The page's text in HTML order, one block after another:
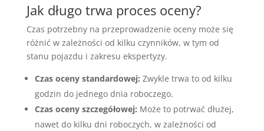
Jak długo trwa proces oceny?
Czas potrzebny na przeprowadzenie oceny może się
różnić w zależności od kilku czynników, w tym od
stanu pojazdu i zakresu ekspertyzy.
Czas oceny standardowej: Zwykle trwa to od kilku
godzin do jednego dnia roboczego.
Czas oceny szczegółowej: Może to potrwać dłużej,
nawet do kilku dni roboczych, w zależności od